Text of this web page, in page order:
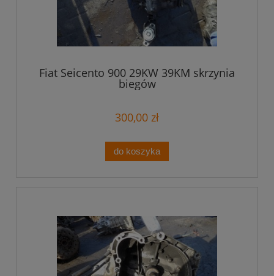
Fiat Seicento 900 29KW 39KM skrzynia
biegów
300,00 zł
do koszyka